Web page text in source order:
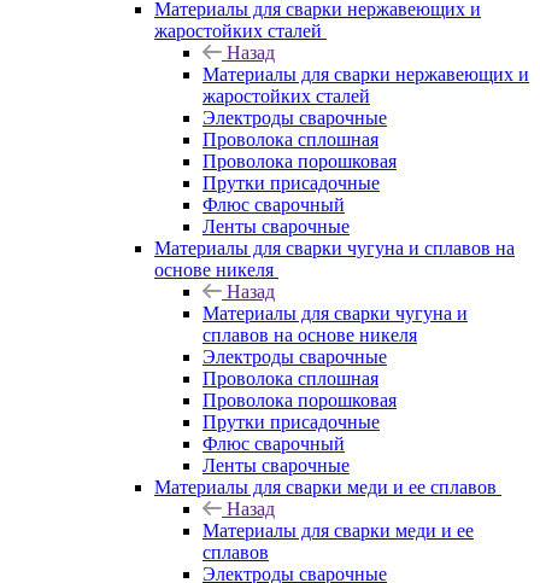
Материалы для сварки нержавеющих и
жаростойких сталей
Назад
Материалы для сварки нержавеющих и
жаростойких сталей
Электроды сварочные
Проволока сплошная
Проволока порошковая
Прутки присадочные
Флюс сварочный
Ленты сварочные
Материалы для сварки чугуна и сплавов на
основе никеля
Назад
Материалы для сварки чугуна и
сплавов на основе никеля
Электроды сварочные
Проволока сплошная
Проволока порошковая
Прутки присадочные
Флюс сварочный
Ленты сварочные
Материалы для сварки меди и ее сплавов
Назад
Материалы для сварки меди и ее
сплавов
Электроды сварочные